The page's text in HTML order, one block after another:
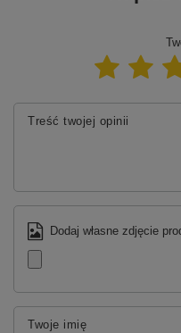
Treść twojej opinii
Dodaj własne zdjęcie
Twoje imię